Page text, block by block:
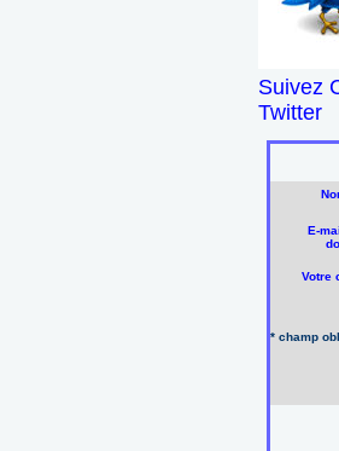
Suivez
Twitter
E-
Votre
* champ